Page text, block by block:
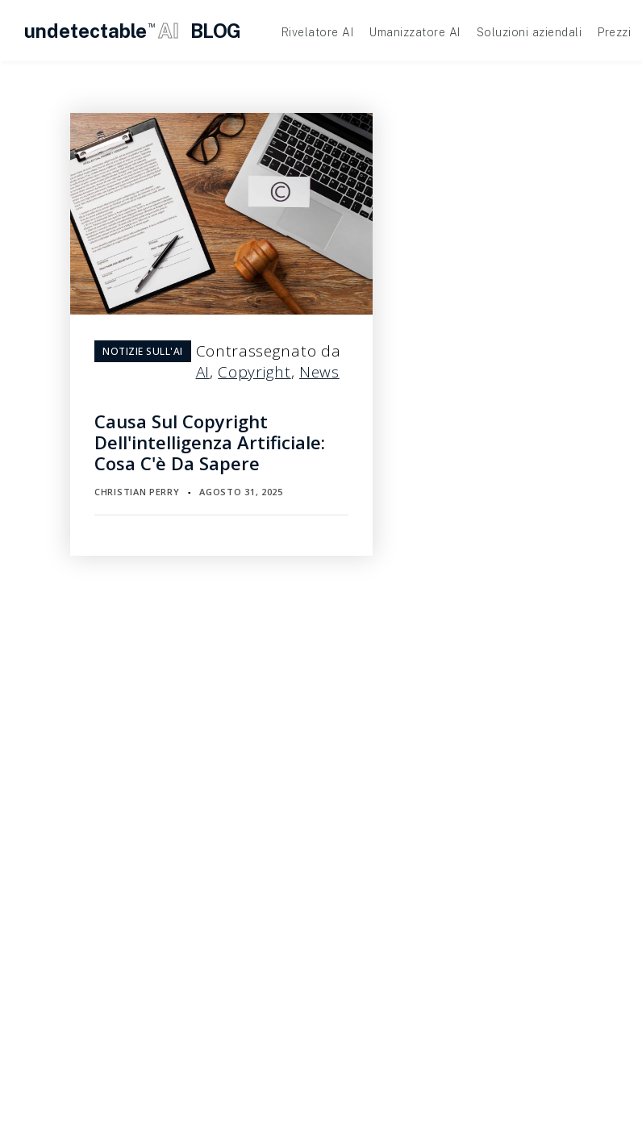
undetectable TM AI BLOG Rivelatore AI Umanizzatore AI Soluzioni aziendali Prezzi
contenuto
NOTIZIE SULL'AI
Contrassegnato da
AI, Copyright, News
Causa Sul Copyright
Dell'intelligenza Artificiale:
Cosa C'è Da Sapere
CHRISTIAN PERRY ▪ AGOSTO 31, 2025